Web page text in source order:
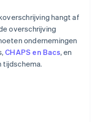
hangt af
overschrijving
ondernemingen
CHAPS en Bacs, en
tijdschema.